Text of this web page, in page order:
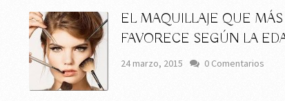
EL MAQUILLAJE QUE MÁS
FAVORECE SEGÚN LA
24 marzo, 2015 0 Comentarios